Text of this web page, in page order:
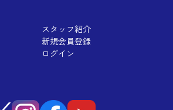
スタッフ紹介
新規会員登録
ログイン